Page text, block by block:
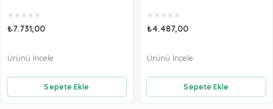
★ ★ ★ ★ ★
₺7.731,00
Sepete Ekle
Ürünü İncele
★ ★ ★ ★ ★
₺4.487,00
Sepete Ekle
Ürünü İncele